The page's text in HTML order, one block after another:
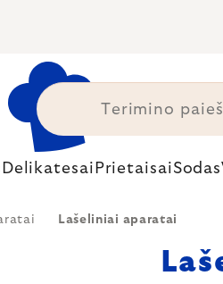
Delikatesai PrietaisaiSodas
Lašeliniai aparatai